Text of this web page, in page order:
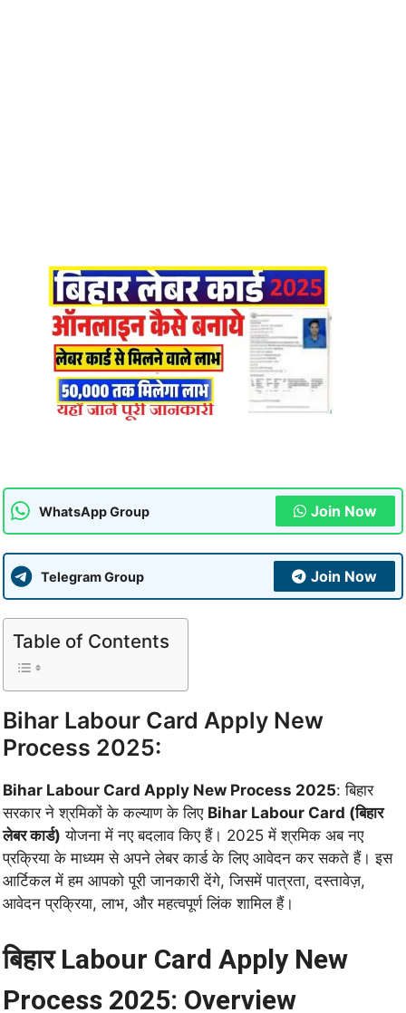
WhatsApp Group Join Now
Telegram Group Join Now
Table of Contents
Bihar Labour Card Apply New
Process 2025:
Bihar Labour Card Apply New Process 2025: बिहार
सरकार ने श्रमिकों के कल्याण के लिए Bihar Labour Card (बिहार
लेबर कार्ड) योजना में नए बदलाव किए हैं। 2025 में श्रमिक अब नए
प्रक्रिया के माध्यम से अपने लेबर कार्ड के लिए आवेदन कर सकते हैं। इस
आर्टिकल में हम आपको पूरी जानकारी देंगे, जिसमें पात्रता, दस्तावेज़,
आवेदन प्रक्रिया, लाभ, और महत्वपूर्ण लिंक शामिल हैं।
बिहार Labour Card Apply New
Process 2025: Overview